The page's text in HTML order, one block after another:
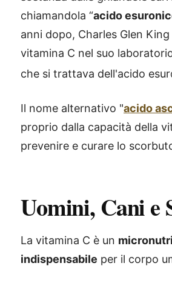
chiamandola “acido
anni dopo, Charles Glen King
vitamina C nel suo
che si trattava dell'acido
Il nome alternativo "acido
proprio dalla capacità della
prevenire e curare lo
Uomini, Cani e
La vitamina C è un
indispensabile per il corpo